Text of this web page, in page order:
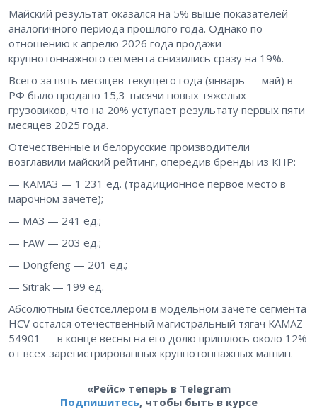
Майский результат оказался на 5% выше показателей
аналогичного периода прошлого года. Однако по
отношению к апрелю 2026 года продажи
крупнотоннажного сегмента снизились сразу на 19%.
Всего за пять месяцев текущего года (январь — май) в
РФ было продано 15,3 тысячи новых тяжелых
грузовиков, что на 20% уступает результату первых пяти
месяцев 2025 года.
Отечественные и белорусские производители
возглавили майский рейтинг, опередив бренды из КНР:
— KAMAЗ — 1 231 ед. (традиционное первое место в
марочном зачете);
— MAЗ — 241 ед.;
— FAW — 203 ед.;
— Dongfeng — 201 ед.;
— Sitrak — 199 ед.
Абсолютным бестселлером в модельном зачете сегмента
HCV остался отечественный магистральный тягач КАМАZ-
54901 — в конце весны на его долю пришлось около 12%
от всех зарегистрированных крупнотоннажных машин.
«Рейс» теперь в Telegram
Подпишитесь, чтобы быть в курсе